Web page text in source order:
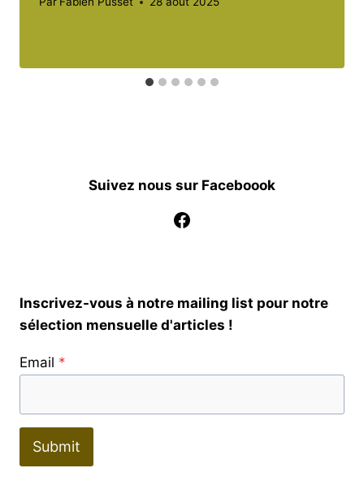
Suivez nous sur Faceboook
Facebook
Inscrivez-vous à notre mailing list pour notre
sélection mensuelle d'articles !
Email *
Submit